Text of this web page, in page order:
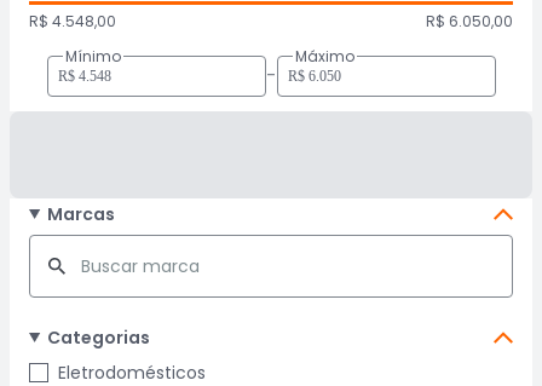
R$ 4.548,00
R$ 6.050,00
Mínimo
-
Máximo
Marcas
Categorias
Eletrodomésticos